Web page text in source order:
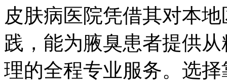
皮肤病医院凭借其对本
践，能为腋臭患者提供
理的全程专业服务。选